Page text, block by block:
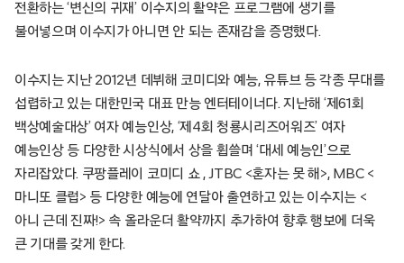
전환하는 ‘변신의 귀재’ 이수지의 활약은 프로그램에 생기를
불어넣으며 이수지가 아니면 안 되는 존재감을 증명했다.
이수지는 지난 2012년 데뷔해 코미디와 예능, 유튜브 등 각종 무대를
섭렵하고 있는 대한민국 대표 만능 엔터테이너다. 지난해 ‘제61회
백상예술대상’ 여자 예능인상, ‘제4회 청룡시리즈어워즈’ 여자
예능인상 등 다양한 시상식에서 상을 휩쓸며 ‘대세 예능인’으로
자리잡았다. 쿠팡플레이 코미디 쇼 , JTBC <혼자는 못 해>, MBC <
마니또 클럽> 등 다양한 예능에 연달아 출연하고 있는 이수지는 <
아니 근데 진짜!> 속 올라운더 활약까지 추가하여 향후 행보에 더욱
큰 기대를 갖게 한다.